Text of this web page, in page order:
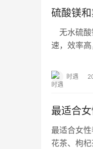
硫酸镁
无水硫酸
速，效率
时遇
最适合
最适合女
花茶、枸